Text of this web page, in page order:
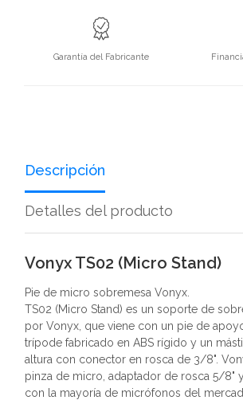
Garantía del Fabricante
Descripción
Detalles del producto
Vonyx TS02 (Micro Stand)
Pie de micro sobremesa Vonyx.
TS02 (Micro Stand) es un soporte de
por Vonyx, que viene con un pie de
trípode fabricado en ABS rígido y un
altura con conector en rosca de 3/8".
pinza de micro, adaptador de rosca 5/8"
con la mayoría de micrófonos del